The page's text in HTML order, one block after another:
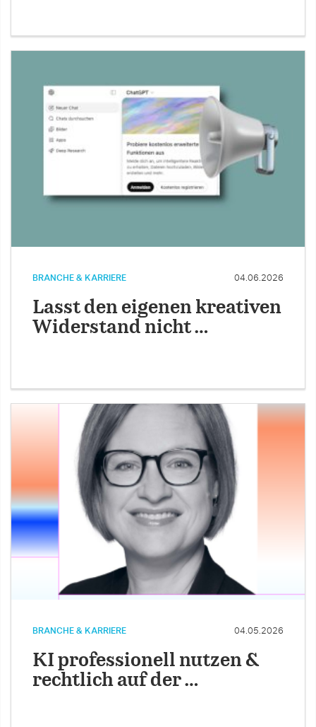
BRANCHE & KARRIERE 04.06.2026
Lasst den eigenen kreativen
Widerstand nicht …
BRANCHE & KARRIERE 04.05.2026
KI professionell nutzen &
rechtlich auf der …